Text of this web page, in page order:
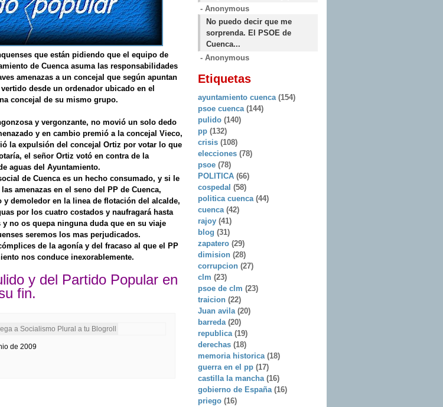
que estánpidiendo que el equipo de
de Cuenca asuma las responsabilidades
amenazas a un concejal que según apuntan
desde un ordenador ubicado en el
concejal de su mismo grupo.
y vergonzante, no movióun solo dedo
y en cambio premió a la concejal Vieco,
la expulsióndel concejal Ortiz por votar lo que
el señor Ortiz votó en contra de la
aguas del Ayuntamiento.
de Cuenca es un hecho consumado, y si le
amenazas en el seno del
PPde Cuenca,
y demoledor en la linea de flotacióndel alcalde,
por los cuatro costados y naufragará hasta
y no os quepa ninguna duda que en su viaje
seremos los mas perjudicados.
de laagoníay del fracaso al que el
PP
nos conduce inexorablemente.
y del Partido Popular en
fin.
de 2009
- Anonymous
No puedo decir que me
sorprenda. El PSOE de
Cuenca...
- Anonymous
Etiquetas
ayuntamiento cuenca (154)
psoe cuenca (144)
pulido (140)
pp (132)
crisis (108)
elecciones (78)
psoe (78)
POLITICA (66)
cospedal (58)
politica cuenca (44)
cuenca (42)
rajoy (41)
blog (31)
zapatero (29)
dimision (28)
corrupcion (27)
clm (23)
psoe de clm (23)
traicion (22)
Juan avila (20)
barreda (20)
republica (19)
derechas (18)
memoria historica (18)
guerra en el pp (17)
castilla la mancha (16)
gobierno de España (16)
priego (16)